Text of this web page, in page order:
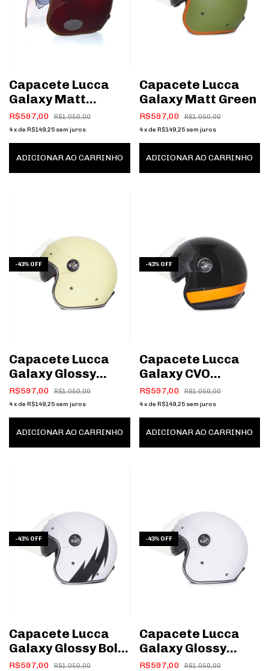
Capacete Lucca
Galaxy Matt
Cherry
R$597,00 R$1.050,00
4x de R$149,25 sem juros
ADICIONAR AO CARRINHO
Capacete Lucca
Galaxy Matt Green
R$597,00 R$1.050,00
4 x de R$149,25 sem juros
ADICIONAR AO CARRINHO
-43% OFF
Capacete Lucca
Galaxy Glossy
Cream
R$597,00 R$1.050,00
4x de R$149,25 sem juros
ADICIONAR AO CARRINHO
-43% OFF
Capacete Lucca
Galaxy CVO
Black/Orange/
R$597,00 R$1.050,00
4 x de R$149,25 sem juros
ADICIONAR AO CARRINHO
-43% OFF
Capacete Lucca
Galaxy Glossy Bolt
White/black
R$597,00 R$1.050,00
-43% OFF
Capacete Lucca
Galaxy Glossy
White
R$597,00 R$1.050,00